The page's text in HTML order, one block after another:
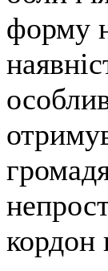
форму
кордон